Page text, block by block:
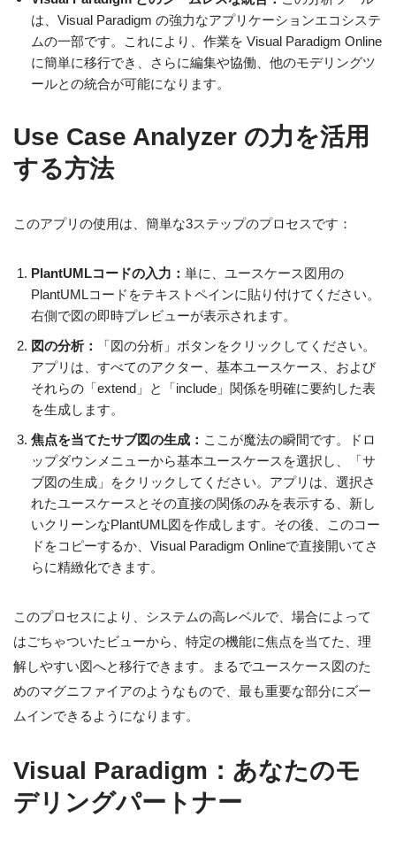
は、Visual Paradigm の強力なアプリケーションエコシステ
ムの一部です。これにより、作業を Visual Paradigm Online
に簡単に移行でき、さらに編集や協働、他のモデリングツ
ールとの統合が可能になります。
Use Case Analyzer の力を活用
する方法
このアプリの使用は、簡単な3ステップのプロセスです：
PlantUMLコードの入力： 単に、ユースケース図用の
PlantUMLコードをテキストペインに貼り付けてください。
右側で図の即時プレビューが表示されます。
図の分析：
「図の分析」ボタンをクリックしてください。
アプリは、すべてのアクター、基本ユースケース、および
それらの「extend」と「include」関係を明確に要約した表
を生成します。
焦点を当てたサブ図の生成： ここが魔法の瞬間です。ドロ
ップダウンメニューから基本ユースケースを選択し、「サ
ブ図の生成」をクリックしてください。アプリは、選択さ
れたユースケースとその直接の関係のみを表示する、新し
いクリーンなPlantUML図を作成します。その後、このコー
ドをコピーするか、Visual Paradigm Onlineで直接開いてさ
らに精緻化できます。
このプロセスにより、システムの高レベルで、場合によって
はごちゃついたビューから、特定の機能に焦点を当てた、理
解しやすい図へと移行できます。まるでユースケース図のた
めのマグニファイアのようなもので、最も重要な部分にズー
ムインできるようになります。
Visual Paradigm：あなたのモ
デリングパートナー